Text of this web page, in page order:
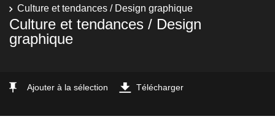
Culture et tendances / Design graphique
Culture et tendances / Design
graphique
Ajouter à la sélection Télécharger